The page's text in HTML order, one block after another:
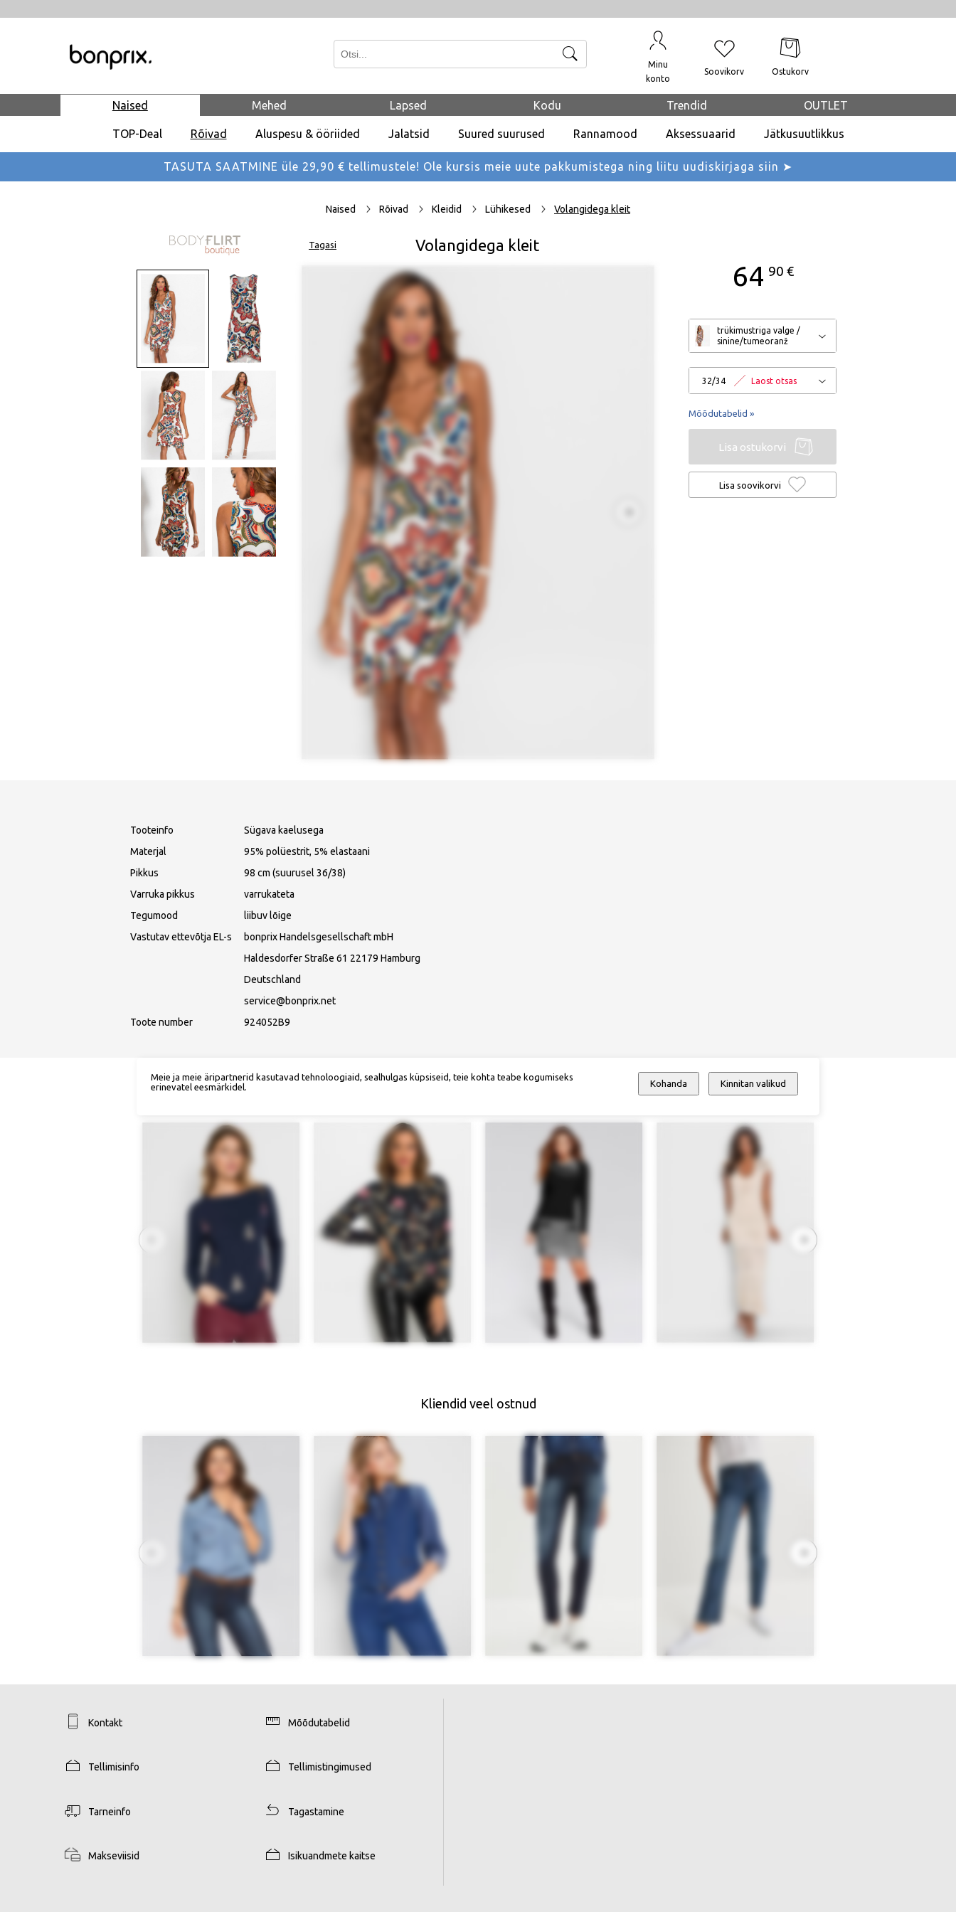
Otsi
Minu
konto
Soovikorv Ostukorv
Naised
TOP-Deal Rõivad Aluspesu & ööriided Jalatsid Suured suurused Rannamood Aksessuaarid Jätkusuutlikkus
Mehed Lapsed Kodu Trendid OUTLET
TASUTA SAATMINE üle 29,90 € tellimustele! Ole kursis meie uute pakkumistega ning liitu uudiskirjaga siin ➤
Naised Rõivad Kleidid Lühikesed Volangidega kleit
Tagasi Volangidega kleit
64 90 €
trükimustriga valge /
sinine/tumeoranž
32/34 Laost otsas
Mõõdutabelid »
Lisa ostukorvi
Lisa soovikorvi
Tooteinfo
Sügava kaelusega
Materjal
95% polüestrit, 5% elastaani
Pikkus
98 cm (suurusel 36/38)
Varruka pikkus
varrukateta
Tegumood
liibuv lõige
Vastutav ettevõtja EL-s
bonprix Handelsgesellschaft mbH
Haldesdorfer Straße 61 22179 Hamburg
Deutschland
service@bonprix.net
Toote number
924052B9
Kliendid veel ostnud
Kontakt Mõõdutabelid
Tellimisinfo Tellimistingimused
Tarneinfo Tagastamine
Makseviisid Isikuandmete kaitse
Meie ja meie äripartnerid kasutavad tehnoloogiaid, sealhulgas küpsiseid, teie kohta teabe kogumiseks
erinevatel eesmärkidel.
Kohanda Kinnitan valikud